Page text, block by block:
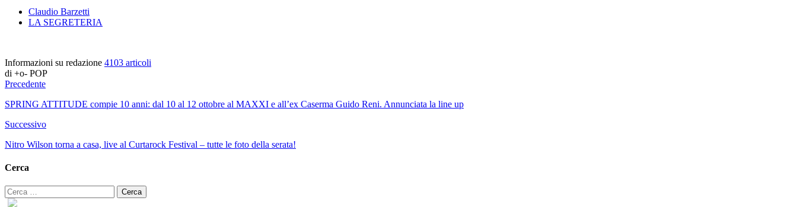
Claudio Barzetti
LA SEGRETERIA
Informazioni su redazione 4103 articoli
di +o- POP
Precedente
SPRING ATTITUDE compie 10 anni: dal 10 al 12 ottobre al MAXXI e all’ex Caserma Guido Reni. Annunciata la line up
Successivo
Nitro Wilson torna a casa, live al Curtarock Festival – tutte le foto della serata!
Cerca
Ricerca
per: